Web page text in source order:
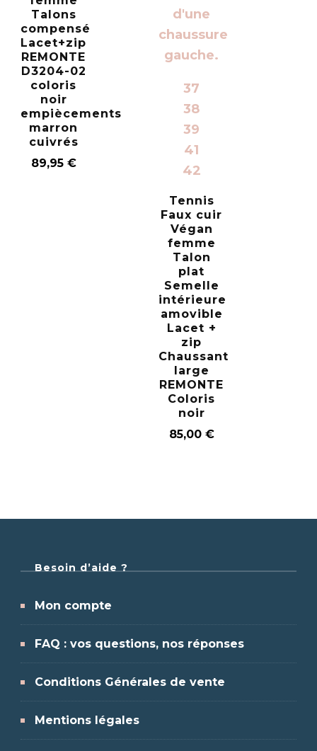
Talons
compensé
Lacet+zip
REMONTE
D3204-02
coloris
noir
empiècements
marron
cuivrés
89,95 €
37
38
39
41
42
Tennis
Faux cuir
Végan
femme
Talon
plat
Semelle
intérieure
amovible
Lacet +
zip
Chaussant
large
REMONTE
Coloris
noir
85,00 €
Besoin d’aide ?
Mon compte
FAQ : vos questions, nos réponses
Conditions Générales de vente
Mentions légales